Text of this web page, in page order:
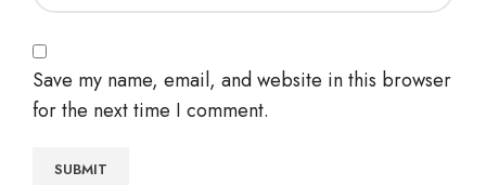
Save my name, email, and website in this browser
for the next time I comment.